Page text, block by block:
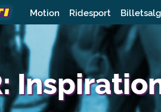
Motion Ridesport Billetsalg